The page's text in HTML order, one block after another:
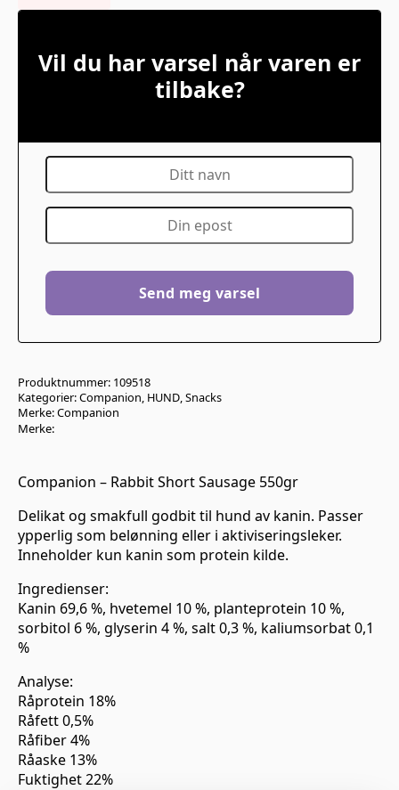
Vil du har varsel når varen er
tilbake?
Produktnummer: 109518
Kategorier:Companion HUND Snacks
Merke:Companion
Merke:
Companion – Rabbit Short Sausage 550gr
Delikat og smakfull godbit til hund av kanin. Passer
ypperlig som belønning eller i aktiviseringsleker.
Inneholder kun kanin som protein kilde.
Ingredienser:
Kanin 69,6 %, hvetemel 10 %, planteprotein 10 %,
sorbitol 6 %, glyserin 4 %, salt 0,3 %, kaliumsorbat 0,1
%
Analyse:
Råprotein 18%
Råfett 0,5%
Råfiber 4%
Råaske 13%
Fuktighet 22%